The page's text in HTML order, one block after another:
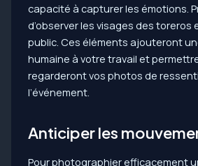
capacité à capturer les émotions.
d’observer les visages des toreros
public. Ces éléments ajouteront
humaine à votre travail et
regarderont vos photos de
l’événement.
Anticiper les
Pour photographier efficacement